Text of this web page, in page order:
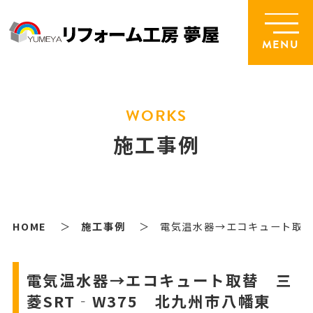
MENU
WORKS
施工事例
HOME 施工事例 電気温水器→エコキュート
電気温水器→エコキュート取替 三
菱SRT‐W375 北九州市八幡東